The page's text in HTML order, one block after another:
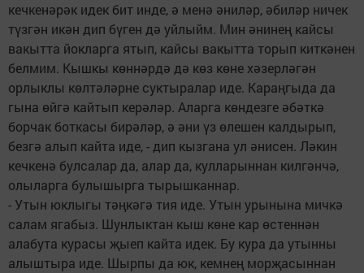
кечкенәрәк идек бит инде, ә менә әниләр, әбиләр ничек
түзгән икән дип бүген дә уйлыйм. Мин әнинең кайсы
вакытта йокларга ятып, кайсы вакытта торып киткәнен
белмим. Кышкы көннәрдә дә көз көне хәзерләгән
орлыклы көлтәләрне суктыралар иде. Караңгыда да
гына өйгә кайтып керәләр. Аларга көндезге әбәткә
борчак боткасы бирәләр, ә әни үз өлешен калдырып,
безгә алып кайта иде, - дип кызгана ул әнисен. Ләкин
кечкенә булсалар да, алар да, кулларыннан килгәнчә,
олыларга булышырга тырышканнар.
- Утын юклыгы тәңкәгә тия иде. Утын урынына мичкә
салам ягабыз. Шунлыктан кыш көне кар өстеннән
алабута курасы җыеп кайта идек. Бу кура да утынны
алыштыра иде. Шырпы да юк, кемнең морҗасыннан